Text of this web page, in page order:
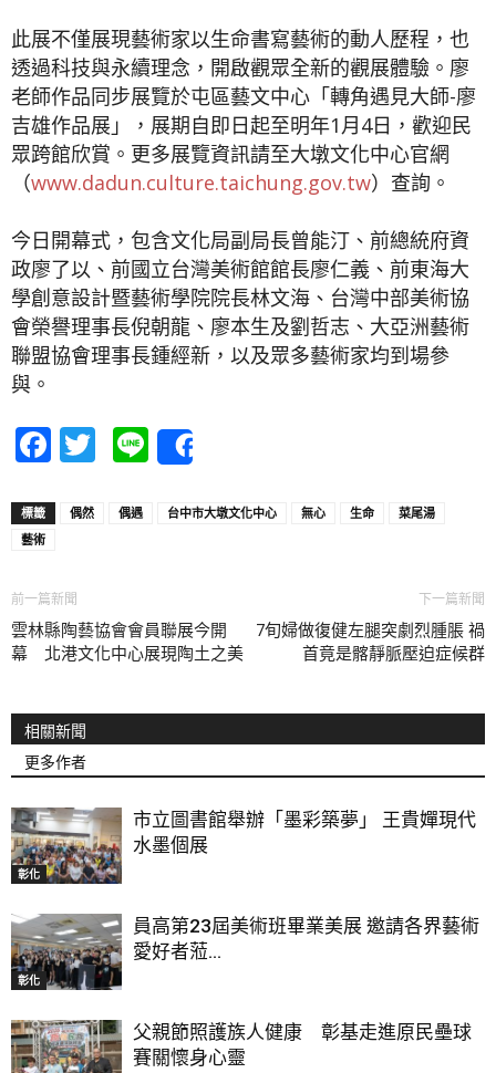
此展不僅展現藝術家以生命書寫藝術的動人歷程，也
透過科技與永續理念，開啟觀眾全新的觀展體驗。廖
老師作品同步展覽於屯區藝文中心「轉角遇見大師-廖
吉雄作品展」，展期自即日起至明年1月4日，歡迎民
眾跨館欣賞。更多展覽資訊請至大墩文化中心官網
（www.dadun.culture.taichung.gov.tw）查詢。
今日開幕式，包含文化局副局長曾能汀、前總統府資
政廖了以、前國立台灣美術館館長廖仁義、前東海大
學創意設計暨藝術學院院長林文海、台灣中部美術協
會榮譽理事長倪朝龍、廖本生及劉哲志、大亞洲藝術
聯盟協會理事長鍾經新，以及眾多藝術家均到場參
與。
Facebook
Twitter
Line
標籤 偶然 偶遇 台中市大墩文化中心 無心 生命
菜尾湯
藝術
前一篇新聞
雲林縣陶藝協會會員聯展今開
幕 北港文化中心展現陶土之美
下一篇新聞
7旬婦做復健左腿突劇烈腫脹 禍
首竟是髂靜脈壓迫症候群
相關新聞
更多作者
彰化
市立圖書館舉辦「墨彩築夢」 王貴嬋現代
水墨個展
彰化
員高第23屆美術班畢業美展 邀請各界藝術
愛好者蒞...
父親節照護族人健康 彰基走進原民壘球
賽關懷身心靈